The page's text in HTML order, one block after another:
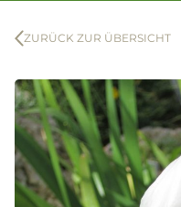
ZURÜCK ZUR ÜBERSICHT